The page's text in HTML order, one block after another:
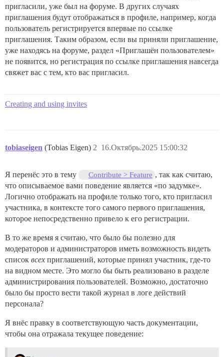
пригласили, уже был на форуме. В других случаях
приглашения будут отображаться в профиле, например, когда
пользователь регистрируется впервые по ссылке
приглашения. Таким образом, если вы приняли приглашение,
уже находясь на форуме, раздел «Приглашён пользователем»
не появится, но регистрация по ссылке приглашения навсегда
свяжет вас с тем, кто вас пригласил.
Creating and using invites
tobiaseigen (Tobias Eigen) 16.Октябрь.2025 15:00:32
2
Я перенёс это в тему Contribute > Feature , так как считаю,
что описываемое вами поведение является «по задумке».
Логично отображать на профиле только того, кто пригласил
участника, в контексте того самого первого приглашения,
которое непосредственно привело к его регистрации.
В то же время я считаю, что было бы полезно для
модераторов и администраторов иметь возможность видеть
список всех приглашений, которые принял участник, где-то
на видном месте. Это могло бы быть реализовано в разделе
администрирования пользователей. Возможно, достаточно
было бы просто вести такой журнал в логе действий
персонала?
Я внёс правку в соответствующую часть документации,
чтобы она отражала текущее поведение: